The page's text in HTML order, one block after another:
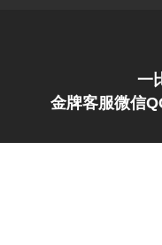
一
金牌客服微信